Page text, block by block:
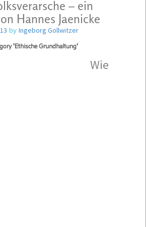
– ein
Hannes Jaenicke
by Ingeborg Gollwitzer
'Ethische Grundhaltung'
Wie